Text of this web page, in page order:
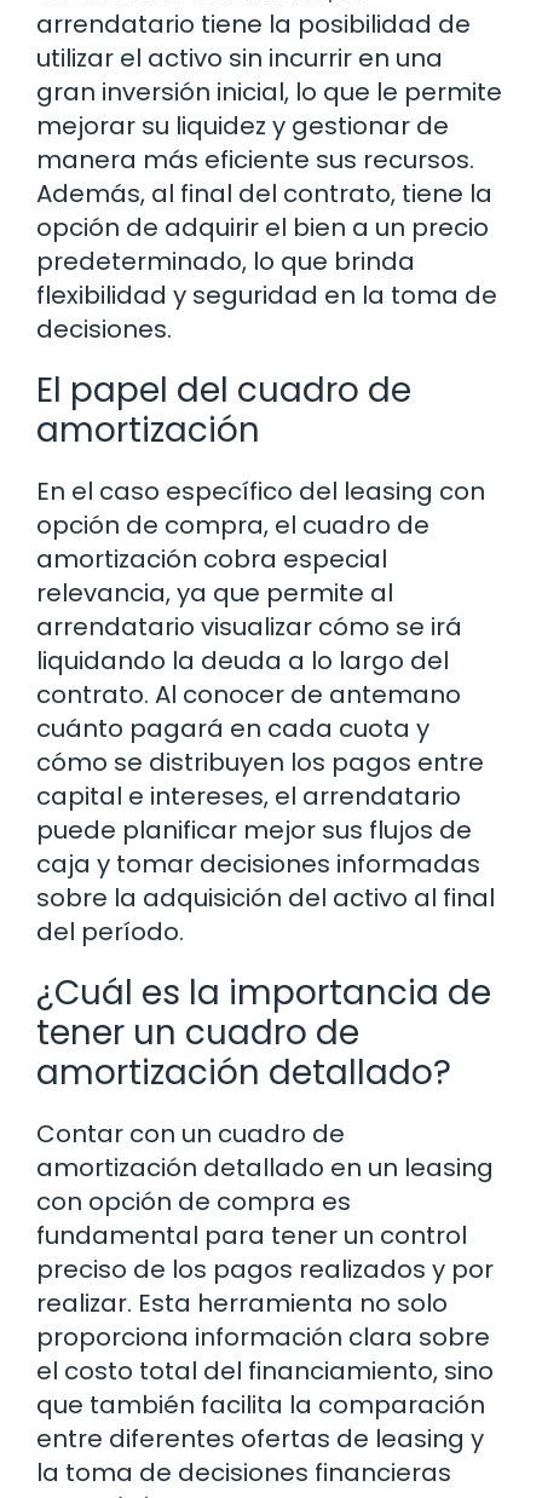
arrendatario tiene la posibilidad de
utilizar el activo sin incurrir en una
gran inversión inicial, lo que le permite
mejorar su liquidez y gestionar de
manera más eficiente sus recursos.
Además, al final del contrato, tiene la
opción de adquirir el bien a un precio
predeterminado, lo que brinda
flexibilidad y seguridad en la toma de
decisiones.
El papel del cuadro de
amortización
En el caso específico del leasing con
opción de compra, el cuadro de
amortización cobra especial
relevancia, ya que permite al
arrendatario visualizar cómo se irá
liquidando la deuda a lo largo del
contrato. Al conocer de antemano
cuánto pagará en cada cuota y
cómo se distribuyen los pagos entre
capital e intereses, el arrendatario
puede planificar mejor sus flujos de
caja y tomar decisiones informadas
sobre la adquisición del activo al final
del período.
¿Cuál es la importancia de
tener un cuadro de
amortización detallado?
Contar con un cuadro de
amortización detallado en un leasing
con opción de compra es
fundamental para tener un control
preciso de los pagos realizados y por
realizar. Esta herramienta no solo
proporciona información clara sobre
el costo total del financiamiento, sino
que también facilita la comparación
entre diferentes ofertas de leasing y
la toma de decisiones financieras